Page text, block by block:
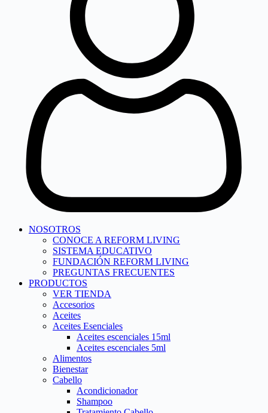
NOSOTROS
CONOCE A REFORM LIVING
SISTEMA EDUCATIVO
FUNDACIÓN REFORM LIVING
PREGUNTAS FRECUENTES
PRODUCTOS
VER TIENDA
Accesorios
Aceites
Aceites Esenciales
Aceites escenciales 15ml
Aceites escenciales 5ml
Alimentos
Bienestar
Cabello
Acondicionador
Shampoo